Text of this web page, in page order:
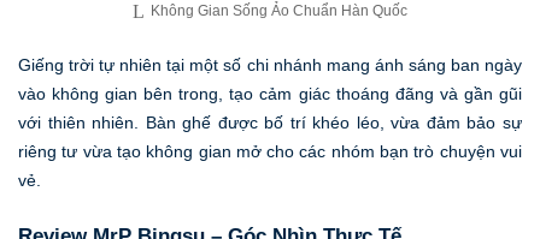
Không Gian Sống Ảo Chuẩn Hàn Quốc
Giếng trời tự nhiên tại một số chi nhánh mang ánh sáng ban ngày
vào không gian bên trong, tạo cảm giác thoáng đãng và gần gũi
với thiên nhiên. Bàn ghế được bố trí khéo léo, vừa đảm bảo sự
riêng tư vừa tạo không gian mở cho các nhóm bạn trò chuyện vui
vẻ.